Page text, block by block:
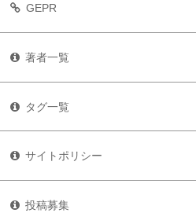
GEPR
著者一覧
タグ一覧
サイトポリシー
投稿募集